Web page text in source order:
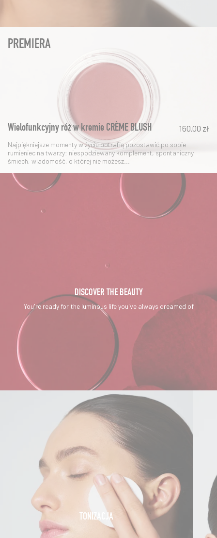
PREMIERA
Wielofunkcyjny róż w kremie CRÈME BLUSH 160,00 zł
Najpiękniejsze momenty w życiu potrafią pozostawić po sobie
rumieniec na twarzy: niespodziewany komplement, spontaniczny
śmiech, wiadomość, o której nie możesz...
DISCOVER THE BEAUTY
You're ready for the luminous life you've always dreamed of
TONIZACJA